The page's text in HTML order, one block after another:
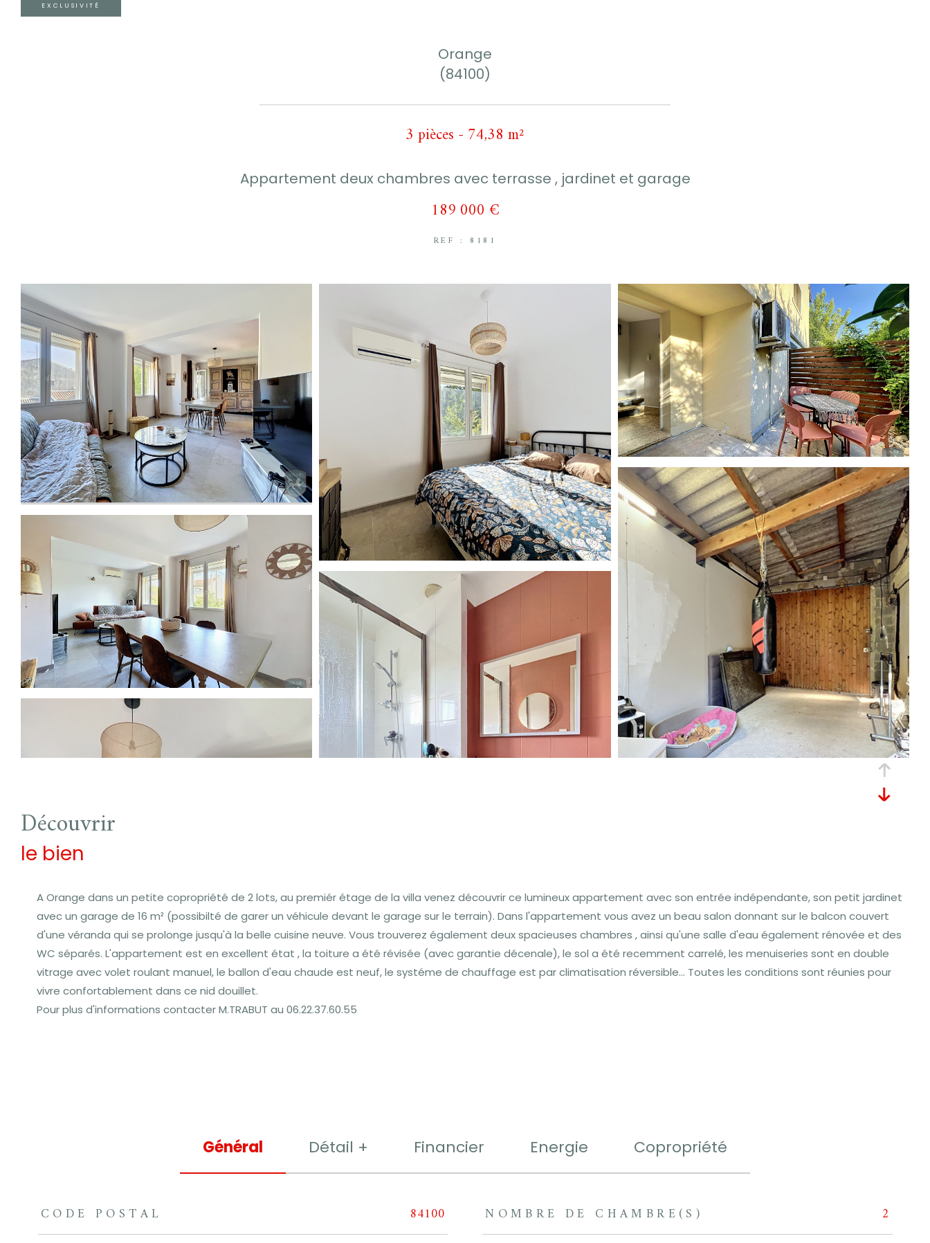
EXCLUSIVITÉ
Orange
(84100)
3 pièces - 74,38 m²
Appartement deux chambres avec terrasse , jardinet et garage
189 000 €
REF : 8181
découvrir
le bien
A Orange dans un petite copropriété de 2 lots, au premiér étage de la villa venez découvrir ce lumineux appartement avec son entrée indépendante, son petit jardinet
avec un garage de 16 m² (possibilté de garer un véhicule devant le garage sur le terrain). Dans l'appartement vous avez un beau salon donnant sur le balcon couvert
d'une véranda qui se prolonge jusqu'à la belle cuisine neuve. Vous trouverez également deux spacieuses chambres , ainsi qu'une salle d'eau également rénovée et des
WC séparés. L'appartement est en excellent état , la toiture a été révisée (avec garantie décenale), le sol a été recemment carrelé, les menuiseries sont en double
vitrage avec volet roulant manuel, le ballon d'eau chaude est neuf, le systéme de chauffage est par climatisation réversible... Toutes les conditions sont réunies pour
vivre confortablement dans ce nid douillet.
Pour plus d'informations contacter M.TRABUT au 06.22.37.60.55
Général Détail + Financier Energie Copropriété
TRAD_ZEPHYR_Caracteristique
CODE POSTAL 84100 NOMBRE DE CHAMBRE(S) 2